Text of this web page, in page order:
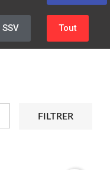
Tout
SSV
FILTRER